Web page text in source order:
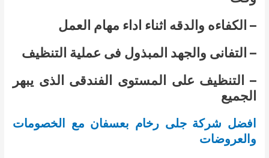
– الكفاءه والدقه اثناء اداء مهام العمل
– التفانى والجهد المبذول فى عملية التنظيف
– التنظيف على المستوى الفندقى الذى يبهر
الجميع
افضل شركة جلى رخام بعسفان مع الخصومات
والعروضات